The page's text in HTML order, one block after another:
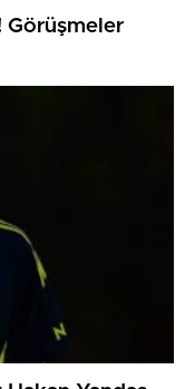
Görüşmeler